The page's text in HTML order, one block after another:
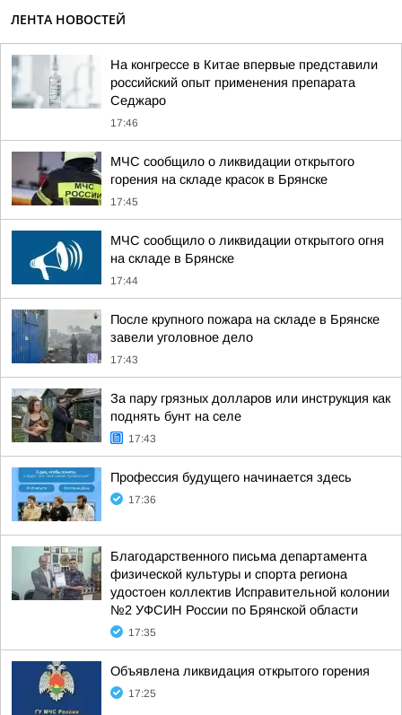
ЛЕНТА НОВОСТЕЙ
На конгрессе в Китае впервые представили
российский опыт применения препарата
Седжаро
17:46
МЧС сообщило о ликвидации открытого
горения на складе красок в Брянске
17:45
МЧС сообщило о ликвидации открытого огня
на складе в Брянске
17:44
После крупного пожара на складе в Брянске
завели уголовное дело
17:43
За пару грязных долларов или инструкция как
поднять бунт на селе
17:43
Профессия будущего начинается здесь
17:36
Благодарственного письма департамента
физической культуры и спорта региона
удостоен коллектив Исправительной колонии
№2 УФСИН России по Брянской области
17:35
Объявлена ликвидация открытого горения
17:25